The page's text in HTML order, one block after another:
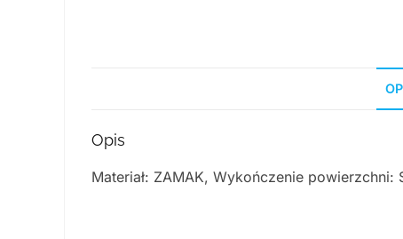
Opis
Materiał: ZAMAK, Wykończenie